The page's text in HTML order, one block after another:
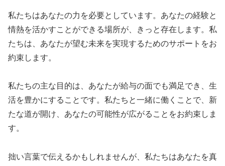
私たちはあなたの力を必要としています。あなたの経験と
情熱を活かすことができる場所が、きっと存在します。私
たちは、あなたが望む未来を実現するためのサポートをお
約束します。
私たちの主な目的は、あなたが給与の面でも満足でき、生
活を豊かにすることです。私たちと一緒に働くことで、新
たな道が開け、あなたの可能性が広がることをお約束しま
す。
拙い言葉で伝えるかもしれませんが、私たちはあなたを真